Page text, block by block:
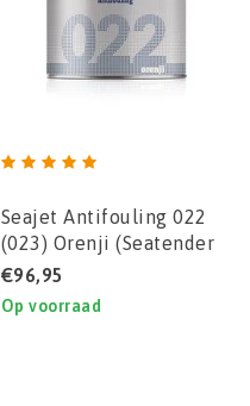
Seajet Antifouling 022
(023) Orenji (Seatender
10-alternatief voor
pleziervaart)
€96,95
Op voorraad